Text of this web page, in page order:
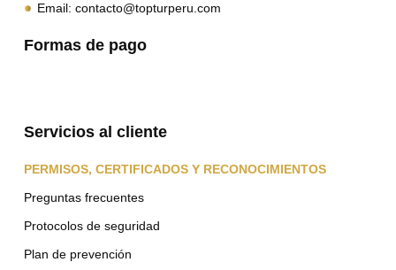
Email: contacto@topturperu.com
Formas de pago
Servicios al cliente
PERMISOS, CERTIFICADOS Y RECONOCIMIENTOS
Preguntas frecuentes
Protocolos de seguridad
Plan de prevención